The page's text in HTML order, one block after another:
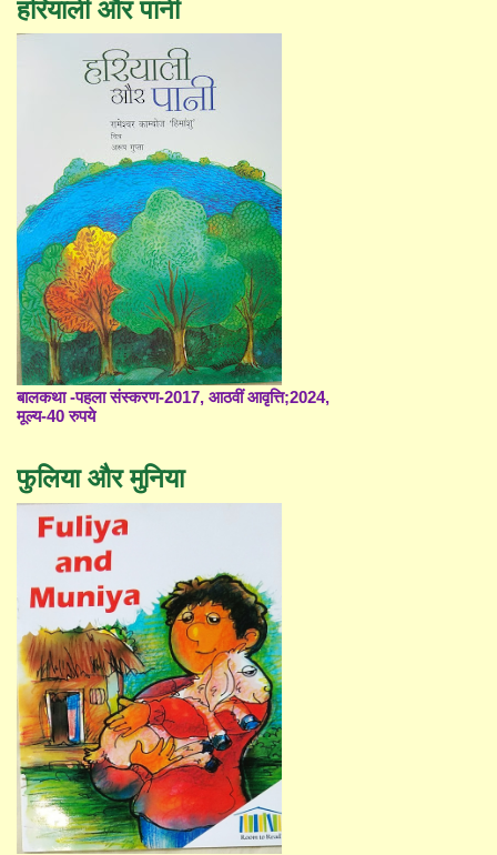
हरियाली और पानी
बालकथा -पहला संस्करण-2017, आठवीं आवृत्ति;2024,
मूल्य-40 रुपये
फुलिया और मुनिया